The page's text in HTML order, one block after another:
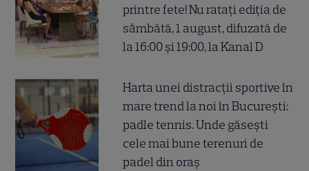
printre fete! Nu ratați ediția de
sâmbătă, 1 august, difuzată de
la 16:00 și 19:00, la Kanal D
Harta unei distracții sportive în
mare trend la noi în București:
padle tennis. Unde găsești
cele mai bune terenuri de
padel din oraș